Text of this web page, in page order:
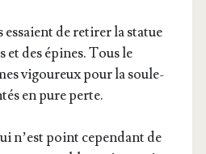
de reti­rer la sta­tue
et des épines. Tous le
vigou­reux pour la sou­le­
en pure perte.
n’est point cepen­dant de